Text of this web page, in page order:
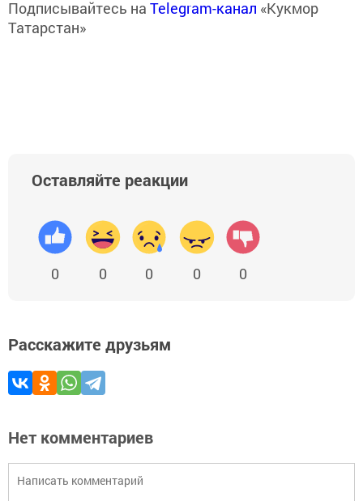
Подписывайтесь на Telegram-канал «Кукмор
Татарстан»
Оставляйте реакции
0 0 0 0 0
Расскажите друзьям
Нет комментариев